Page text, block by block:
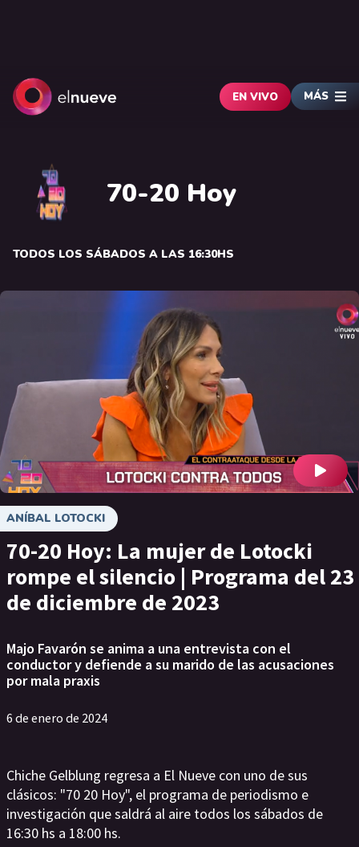
EN VIVO MÁS
70-20 Hoy
TODOS LOS SÁBADOS A LAS 16:30HS
ANÍBAL LOTOCKI
70-20 Hoy: La mujer de Lotocki
rompe el silencio | Programa del 23
de diciembre de 2023
Majo Favarón se anima a una entrevista con el
conductor y defiende a su marido de las acusaciones
por mala praxis
6 de enero de 2024
Chiche Gelblung regresa a El Nueve con uno de sus
clásicos: "70 20 Hoy", el programa de periodismo e
investigación que saldrá al aire todos los sábados de
16:30 hs a 18:00 hs.